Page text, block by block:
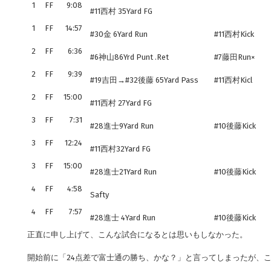
1
FF 9:08
#11西村 35Yard FG
1
FF 14:57
#30金 6Yard Run
#11西村Kick
2
FF 6:36
#6神山86Yrd Punt .Ret
#7藤田Run×
2
FF 9:39
#19吉田→#32後藤 65Yard Pass
#11西村Kicl
2
FF 15:00
#11西村 27Yard FG
3
FF 7:31
#28進士9Yard Run
#10後藤Kick
3
FF 12:24
#11西村32Yard FG
3
FF 15:00
#28進士21Yard Run
#10後藤Kick
4
FF 4:58
Safty
4
FF 7:57
#28進士 4Yard Run
#10後藤Kick
正直に申し上げて、こんな試合になるとは思いもしなかった。
開始前に「24点差で富士通の勝ち、かな？」と言ってしまったが、